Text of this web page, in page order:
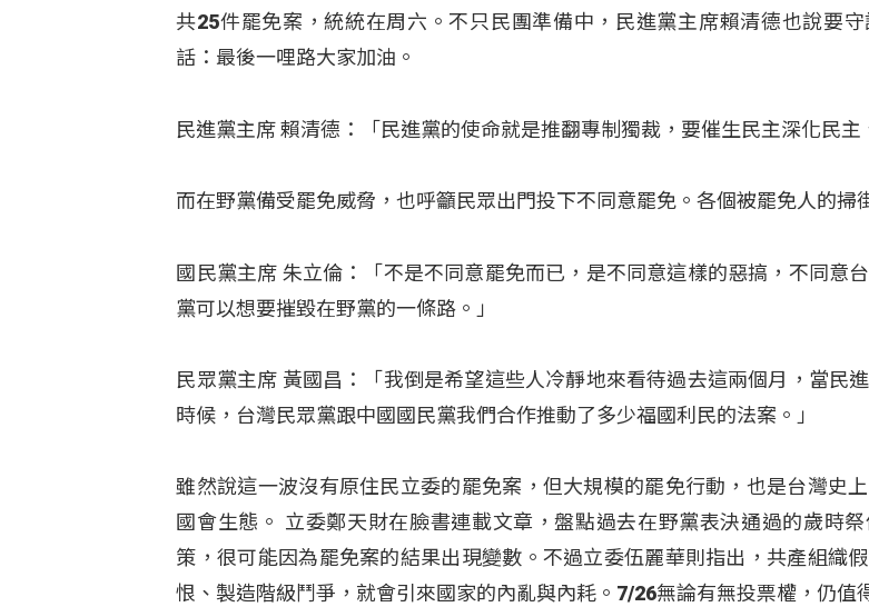
共25件罷免案，統統在周六。不只民團準備中，民進黨主席賴清德也說要
話：最後一哩路大家加油。
民進黨主席 賴清德：「民進黨的使命就是推翻專制獨裁，要催生民主深化民主
而在野黨備受罷免威脅，也呼籲民眾出門投下不同意罷免。各個被罷免人的掃
國民黨主席 朱立倫：「不是不同意罷免而已，是不同意這樣的惡搞，不同意
黨可以想要摧毀在野黨的一條路。」
民眾黨主席 黃國昌：「我倒是希望這些人冷靜地來看待過去這兩個月，當民
時候，台灣民眾黨跟中國國民黨我們合作推動了多少福國利民的法案。」
雖然說這一波沒有原住民立委的罷免案，但大規模的罷免行動，也是台灣史
國會生態。 立委鄭天財在臉書連載文章，盤點過去在野黨表決通過的歲時
策，很可能因為罷免案的結果出現變數。不過立委伍麗華則指出，共產組織
恨、製造階級鬥爭，就會引來國家的內亂與內耗。7/26無論有無投票權，仍值